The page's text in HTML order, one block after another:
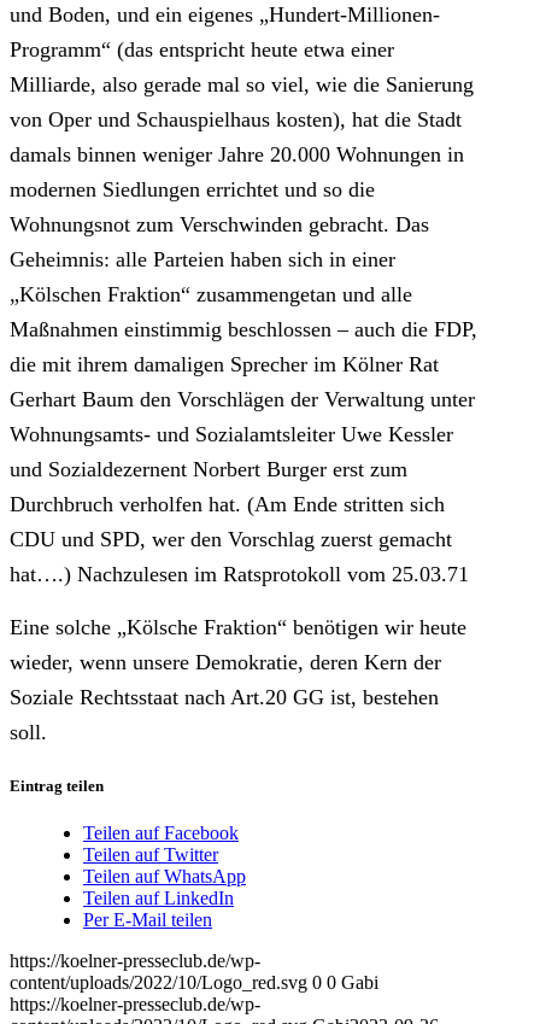
und Boden, und ein eigenes „Hundert-Millionen-
Programm“ (das entspricht heute etwa einer
Milliarde, also gerade mal so viel, wie die Sanierung
von Oper und Schauspielhaus kosten), hat die Stadt
damals binnen weniger Jahre 20.000 Wohnungen in
modernen Siedlungen errichtet und so die
Wohnungsnot zum Verschwinden gebracht. Das
Geheimnis: alle Parteien haben sich in einer
„Kölschen Fraktion“ zusammengetan und alle
Maßnahmen einstimmig beschlossen – auch die FDP,
die mit ihrem damaligen Sprecher im Kölner Rat
Gerhart Baum den Vorschlägen der Verwaltung unter
Wohnungsamts- und Sozialamtsleiter Uwe Kessler
und Sozialdezernent Norbert Burger erst zum
Durchbruch verholfen hat. (Am Ende stritten sich
CDU und SPD, wer den Vorschlag zuerst gemacht
hat….) Nachzulesen im Ratsprotokoll vom 25.03.71
Eine solche „Kölsche Fraktion“ benötigen wir heute
wieder, wenn unsere Demokratie, deren Kern der
Soziale Rechtsstaat nach Art.20 GG ist, bestehen
soll.
Eintrag teilen
Teilen auf Facebook
Teilen auf Twitter
Teilen auf WhatsApp
Teilen auf LinkedIn
Per E-Mail teilen
https://koelner-presseclub.de/wp-
content/uploads/2022/10/Logo_red.svg 0 0 Gabi
https://koelner-presseclub.de/wp-